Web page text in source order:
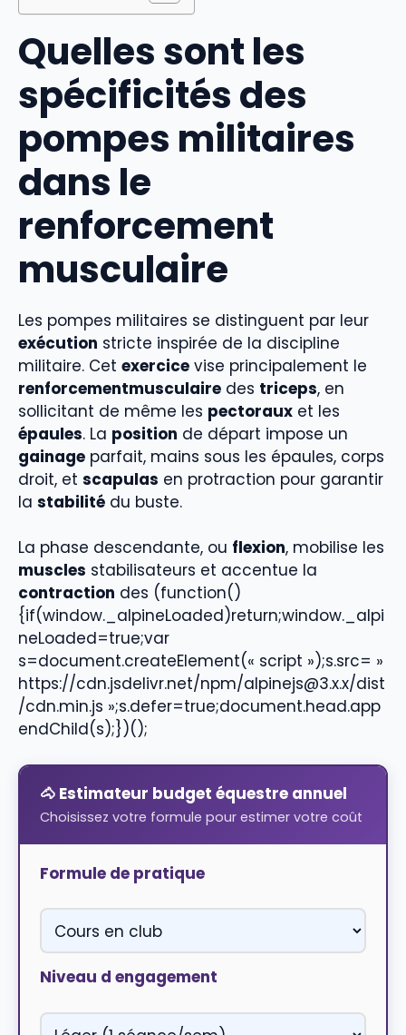
Quelles sont les
spécificités des
pompes militaires
dans le
renforcement
musculaire
Les pompes militaires se distinguent par leur
exécution stricte inspirée de la discipline
militaire. Cet exercice vise principalement le
renforcementmusculaire des triceps, en
sollicitant de même les pectoraux et les
épaules. La position de départ impose un
gainage parfait, mains sous les épaules, corps
droit, et scapulas en protraction pour garantir
la stabilité du buste.
La phase descendante, ou flexion, mobilise les
muscles stabilisateurs et accentue la
contraction des (function()
{if(window._alpineLoaded)return;window._alpi
neLoaded=true;var
s=document.createElement(« script »);s.src= »
https://cdn.jsdelivr.net/npm/alpinejs@3.x.x/dist
/cdn.min.js »;s.defer=true;document.head.app
endChild(s);})();
🐴 Estimateur budget équestre annuel
Choisissez votre formule pour estimer votre coût
Formule de pratique
Niveau d engagement